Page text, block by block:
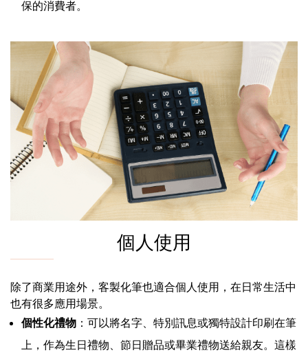
保的消費者。
個人使用
除了商業用途外，客製化筆也適合個人使用，在日常生活中
也有很多應用場景。
個性化禮物 ：可以將名字、特別訊息或獨特設計印刷在筆
上，作為生日禮物、節日贈品或畢業禮物送給親友。這樣